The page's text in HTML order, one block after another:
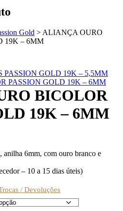
Gold > ALIANÇA OURO
19K – 6MM
GOLD 19K – 5,5MM
PASSION GOLD 19K – 6MM
BICOLOR
19K – 6MM
anilha 6mm, com ouro branco e
– 10 a 15 dias úteis)
/ Devoluções